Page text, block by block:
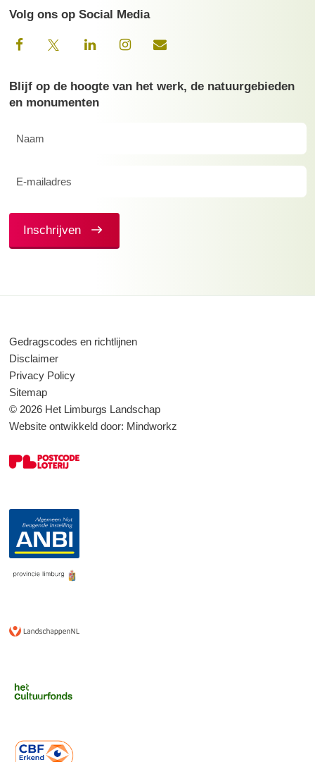
Volg ons op Social Media
Blijf op de hoogte van het werk, de natuurgebieden
en monumenten
(Vereist)
Inschrijven
Gedragscodes en richtlijnen
Disclaimer
Privacy Policy
Sitemap
© 2026 Het Limburgs Landschap
Website ontwikkeld door: Mindworkz